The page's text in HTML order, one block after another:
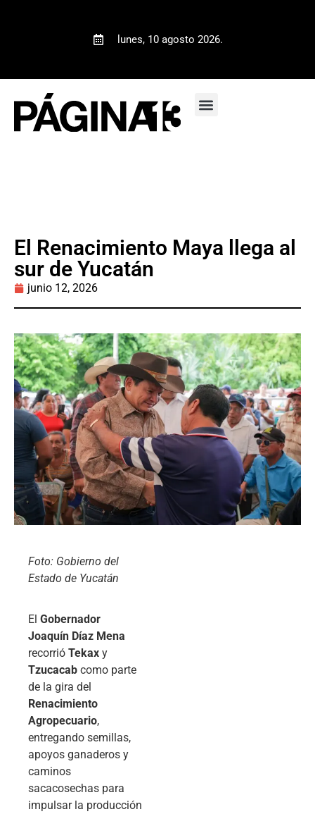
lunes, 10 agosto 2026.
El Renacimiento Maya llega al
sur de Yucatán
junio 12, 2026
Foto: Gobierno del
Estado de Yucatán
El Gobernador
Joaquín Díaz Mena
recorrió Tekax y
Tzucacab como parte
de la gira del
Renacimiento
Agropecuario,
entregando semillas,
apoyos ganaderos y
caminos
sacacosechas para
impulsar la producción